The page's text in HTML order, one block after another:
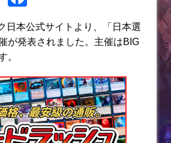
c
b
o
o
k
日本公式サイトより、「日本選
が発表されました。主催はBIG
。